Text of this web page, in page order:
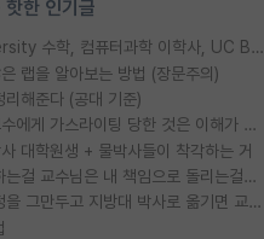
핫한 인기글
Korea University 수학, 컴퓨터과학 이학사, UC Berkeley 산업공학 대학원 공학박사가 되는 것은 쉽지 않겠죠?
랩을 알아보는 방법 (장문주의)
리해준다 (공대 기준)
대학원생들 교수에게 가스라이팅 당한 것은 이해가 갑니다. 안타깝네요.
대학원생 + 물박사들이 착각하는 거
왜 후배가 못하는걸 교수님은 내 책임으로 돌리는걸까요?
SSH 박사과정을 그만두고 지방대 박사로 옮기면 교수의 꿈은 끝일까요?